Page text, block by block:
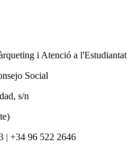
i Atenció a l'Estudiantat
Social
s/n
| +34 96 522 2646